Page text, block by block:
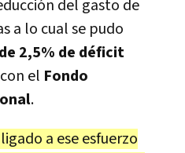
del gasto de
a lo cual se pudo
2,5% de déficit
el Fondo
.
a ese esfuerzo